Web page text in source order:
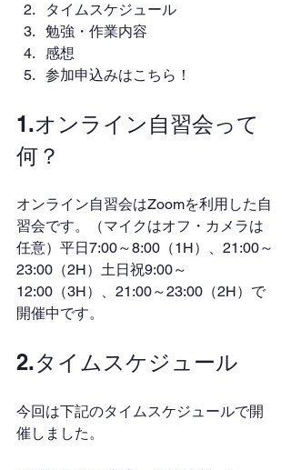
タイムスケジュール
勉強・作業内容
感想
参加申込みはこちら！
1.オンライン自習会って
何？
オンライン自習会はZoomを利用した自
習会です。（マイクはオフ・カメラは
任意）平日7:00～8:00（1H）、21:00～
23:00（2H）土日祝9:00～
12:00（3H）、21:00～23:00（2H）で
開催中です。
2.タイムスケジュール
今回は下記のタイムスケジュールで開
催しました。